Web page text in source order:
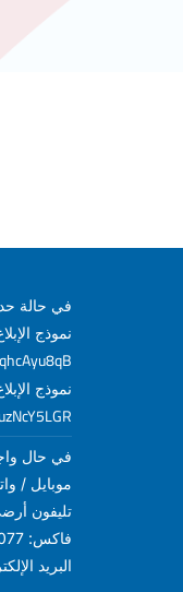
في حالة
نموذج
نموذج
في حال
موبايل / واتساب:
تليفون أرضي: 20822424
فاكس: 20822077 202+,
البريد